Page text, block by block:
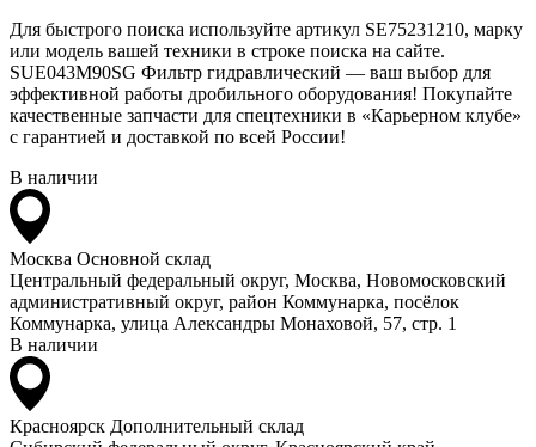
Для быстрого поиска используйте артикул SE75231210, марку
или модель вашей техники в строке поиска на сайте.
SUE043M90SG Фильтр гидравлический — ваш выбор для
эффективной работы дробильного оборудования! Покупайте
качественные запчасти для спецтехники в «Карьерном клубе»
с гарантией и доставкой по всей России!
В наличии
Москва Основной склад
Центральный федеральный округ, Москва, Новомосковский
административный округ, район Коммунарка, посёлок
Коммунарка, улица Александры Монаховой, 57, стр. 1
В наличии
Красноярск Дополнительный склад